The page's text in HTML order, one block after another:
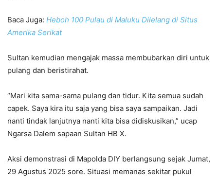
Baca Juga: Heboh 100 Pulau di Maluku Dilelang di Situs
Amerika Serikat
Sultan kemudian mengajak massa membubarkan diri untuk
pulang dan beristirahat.
“Mari kita sama-sama pulang dan tidur. Kita semua sudah
capek. Saya kira itu saja yang bisa saya sampaikan. Jadi
nanti tindak lanjutnya nanti kita bisa didiskusikan,” ucap
Ngarsa Dalem sapaan Sultan HB X.
Aksi demonstrasi di Mapolda DIY berlangsung sejak Jumat,
29 Agustus 2025 sore. Situasi memanas sekitar pukul